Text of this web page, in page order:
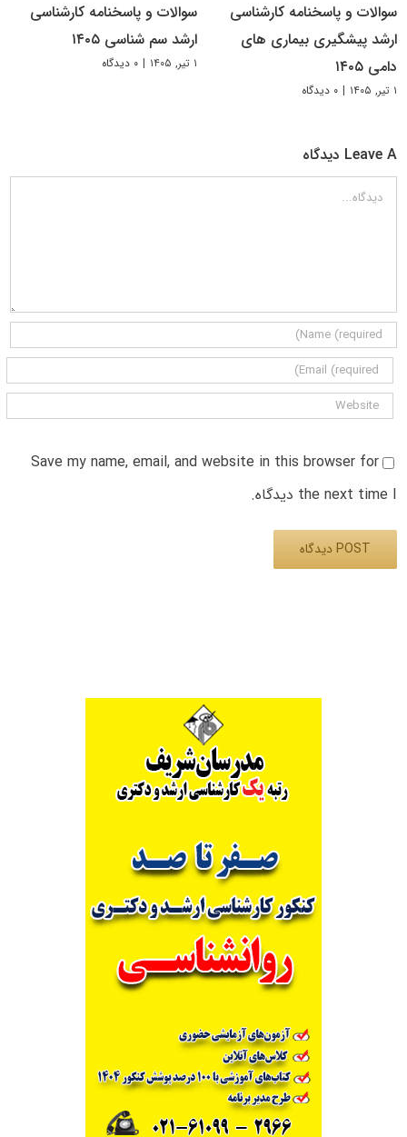
سوالات و پاسخنامه کارشناسی
ارشد پیشگیری بیماری های
دامی ۱۴۰۵
۱ تیر, ۱۴۰۵ | ۰ دیدگاه
سوالات و پاسخنامه کارشناسی
ارشد سم شناسی ۱۴۰۵
۱ تیر, ۱۴۰۵ | ۰ دیدگاه
Leave A دیدگاه
دیدگاه
Save my name, email, and website in this browser for
the next time I دیدگاه.